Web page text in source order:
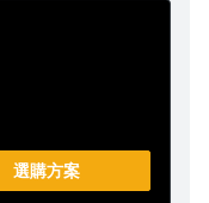
選購方案